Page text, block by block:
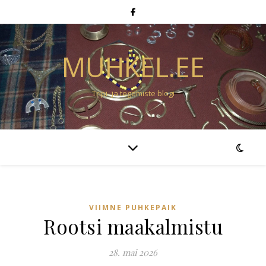
MUHKEL.EE
Tripi- ja tegemiste blogi
VIIMNE PUHKEPAIK
Rootsi maakalmistu
28. mai 2026